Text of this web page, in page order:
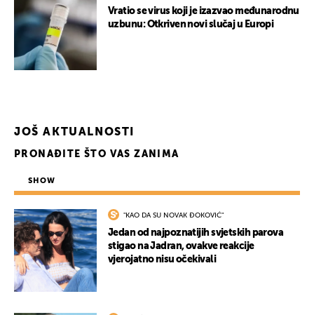
Vratio se virus koji je izazvao međunarodnu
uzbunu: Otkriven novi slučaj u Europi
JOŠ AKTUALNOSTI
PRONAĐITE ŠTO VAS ZANIMA
SHOW
"KAO DA SU NOVAK ĐOKOVIĆ"
Jedan od najpoznatijih svjetskih parova
stigao na Jadran, ovakve reakcije
vjerojatno nisu očekivali